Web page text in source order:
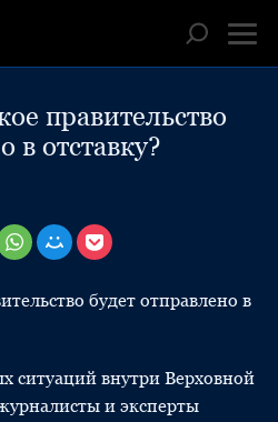
правительство
в отставку?
будет отправлено в
ситуаций внутри Верховной
и эксперты